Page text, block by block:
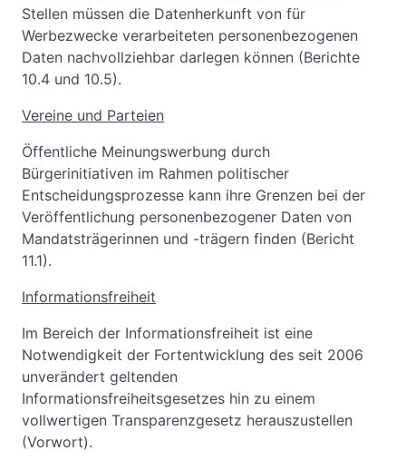
Stellen müssen die Datenherkunft von für
Werbezwecke verarbeiteten personenbezogenen
Daten nachvollziehbar darlegen können (Berichte
10.4 und 10.5).
Vereine und Parteien
Öffentliche Meinungswerbung durch
Bürgerinitiativen im Rahmen politischer
Entscheidungsprozesse kann ihre Grenzen bei der
Veröffentlichung personenbezogener Daten von
Mandatsträgerinnen und -trägern finden (Bericht
11.1).
Informationsfreiheit
Im Bereich der Informationsfreiheit ist eine
Notwendigkeit der Fortentwicklung des seit 2006
unverändert geltenden
Informationsfreiheitsgesetzes hin zu einem
vollwertigen Transparenzgesetz herauszustellen
(Vorwort).